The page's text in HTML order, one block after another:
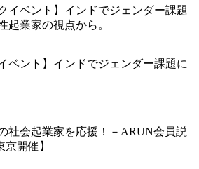
ベント】インドでジェンダー課題に